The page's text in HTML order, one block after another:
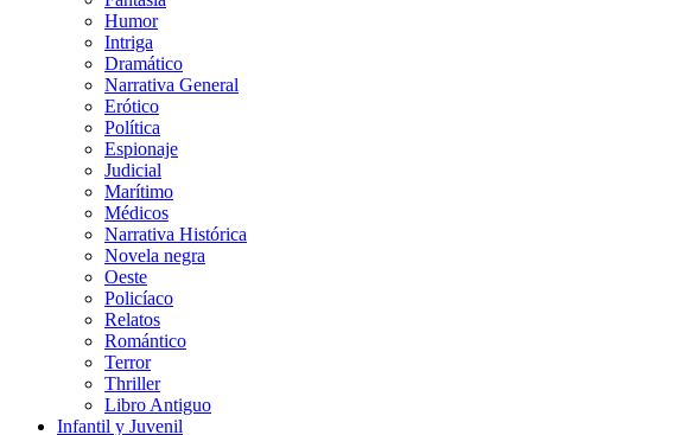
Humor
Intriga
Dramático
Narrativa General
Erótico
Política
Espionaje
Judicial
Marítimo
Médicos
Narrativa Histórica
Novela negra
Oeste
Policíaco
Relatos
Romántico
Terror
Thriller
Libro Antiguo
Infantil y Juvenil